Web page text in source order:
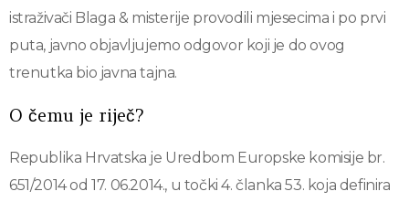
istraživači Blaga & misterije provodili mjesecima i po prvi
puta, javno objavljujemo odgovor koji je do ovog
trenutka bio javna tajna.
O čemu je riječ?
Republika Hrvatska je Uredbom Europske komisije br.
651/2014 od 17. 06.2014., u točki 4. članka 53. koja definira